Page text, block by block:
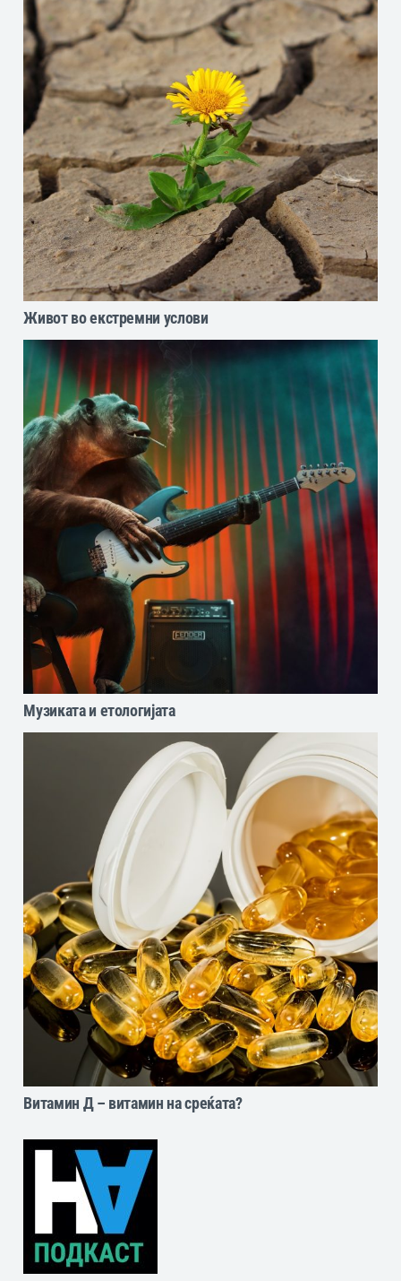
Живот во екстремни услови
Музиката и етологијата
Витамин Д – витамин на среќата?